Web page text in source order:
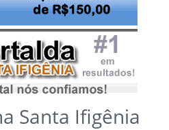
Santa Ifigênia